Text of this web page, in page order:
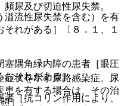
流性尿失禁を含む）を有
れがある］〔８．１、１
隅角緑内障の患者［眼圧
おそれがある］。
［抗コリン作用により、
尿及び切迫性尿失禁。
状を示す尿路感染症、尿
患を有する場合は、その治
〕。